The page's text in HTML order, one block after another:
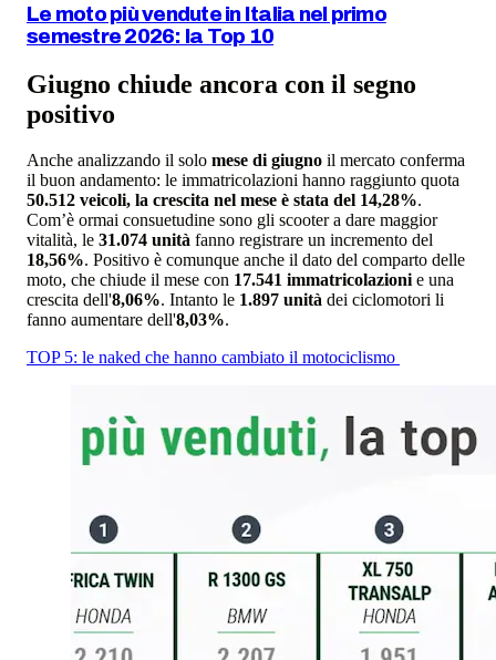
Le moto più vendute in Italia nel primo
semestre 2026: la Top 10
Giugno chiude ancora con il segno
positivo
Anche analizzando il solo mese di giugno il mercato conferma
il buon andamento: le immatricolazioni hanno raggiunto quota
50.512 veicoli, la crescita nel mese è stata del 14,28%.
Com’è ormai consuetudine sono gli scooter a dare maggior
vitalità, le 31.074 unità fanno registrare un incremento del
18,56%. Positivo è comunque anche il dato del comparto delle
moto, che chiude il mese con 17.541 immatricolazionie una
crescita dell'8,06%. Intanto le 1.897 unità dei ciclomotori li
fanno aumentare dell'8,03%.
TOP 5: le naked che hanno cambiato il motociclismo